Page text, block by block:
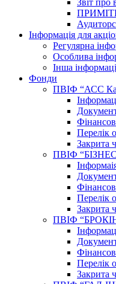
Звіт про
Інформація для
Регулярна
Особлива
Інша
Фонди
ПВІФ “АСС
Перелік
Закрита
ПВІФ
Перелік
Закрита
ПВІФ
Перелік
Закрита